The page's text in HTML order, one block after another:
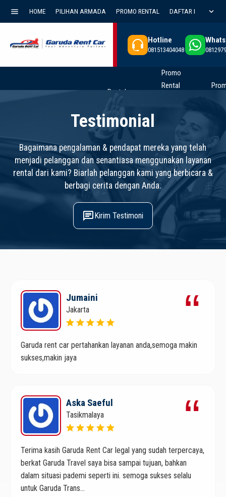
menu HOME PILIHAN ARMADA PROMO RENTAL DAFTAR HARGA
expand_more
Hotline
081513404048
Proses
Pemesanan,
Rental Mobil
Jakarta
Terpercaya di
Selatan –
Penjemputan
Cepat 24
Biaya
Sewa,
Promo
Rental
Rental
Xpander
Ultimate
Nyaman
untuk
Mudik &
Liburan
Keluarga
Promo
Rental
Mobil
Promo
Rental
Zenix Q
Type
Bulanan
2025
Garuda
Rent
Car
Promo
Rental
Rental
Mobil
Innova
Rent
Car
Testimonial
Bagaimana pengalaman & pendapat mereka yang telah
menjadi pelanggan dan senantiasa menggunakan layanan
rental dari kami? Biarlah pelanggan kami yang berbicara &
berbagi cerita dengan Anda.
chatKirim Testimoni
Jumaini
Jakarta
Garuda rent car pertahankan layanan anda,semoga makin
sukses,makin jaya
Aska Saeful
Tasikmalaya
Terima kasih Garuda Rent Car legal yang sudah terpercaya,
berkat Garuda Travel saya bisa sampai tujuan, bahkan
dalam situasi pademi seperti ini. semoga sukses selalu
untuk Garuda Trans...